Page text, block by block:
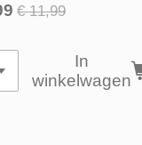
€ 11,99
In
winkelwagen